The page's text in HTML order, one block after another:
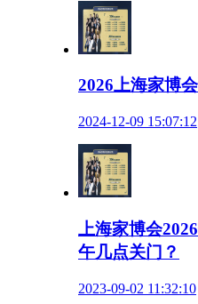
2026上海家博
2024-12-09 15:07:12
上海家博会
午几点关门？
2023-09-02 11:32:10